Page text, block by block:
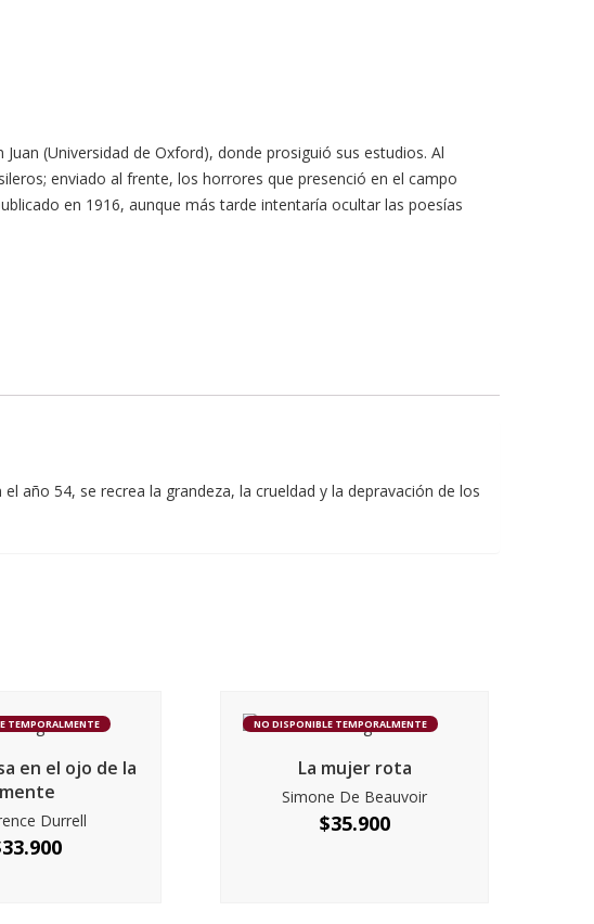
(Universidad de Oxford), donde prosiguió sus estudios. Al
enviado al frente, los horrores que presenció en el campo
en 1916, aunque más tarde intentaría ocultar las poesías
año 54, se recrea la grandeza, la crueldad y la depravación de los
TEMPORALMENTE
en el ojo de la
mente
Durrell
33.900
NO DISPONIBLE TEMPORALMENTE
La mujer rota
Simone De Beauvoir
$35.900